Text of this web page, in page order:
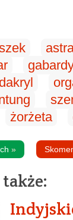
żorżeta
»